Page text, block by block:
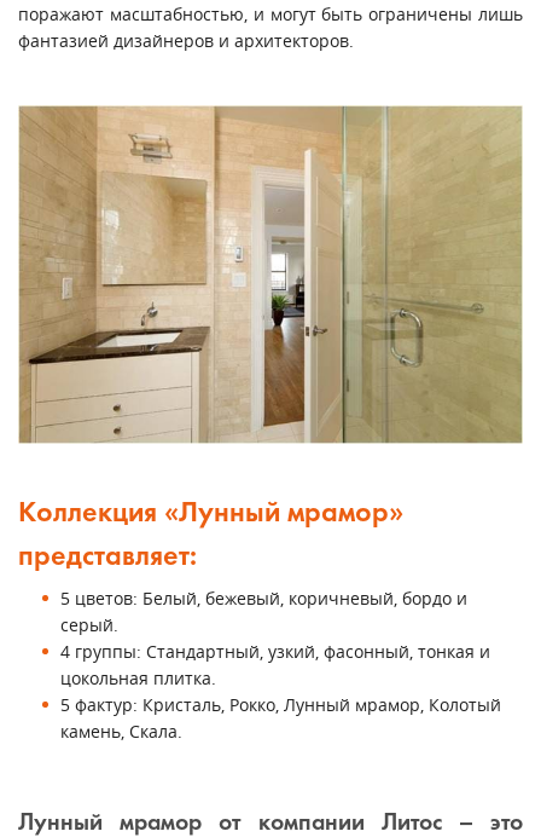
поражают масштабностью, и могут быть ограничены лишь
фантазией дизайнеров и архитекторов.
Коллекция «Лунный мрамор»
представляет:
5 цветов: Белый, бежевый, коричневый, бордо и
серый.
4 группы: Стандартный, узкий, фасонный, тонкая и
цокольная плитка.
5 фактур: Кристаль, Рокко, Лунный мрамор, Колотый
камень, Скала.
Лунный мрамор от компании Литос – это